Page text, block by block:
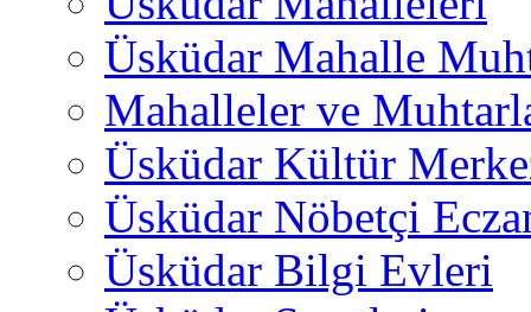
Üsküdar Mahalle
Mahalleler ve
Üsküdar Kültür
Üsküdar Nöbetçi
Üsküdar Bilgi Evleri